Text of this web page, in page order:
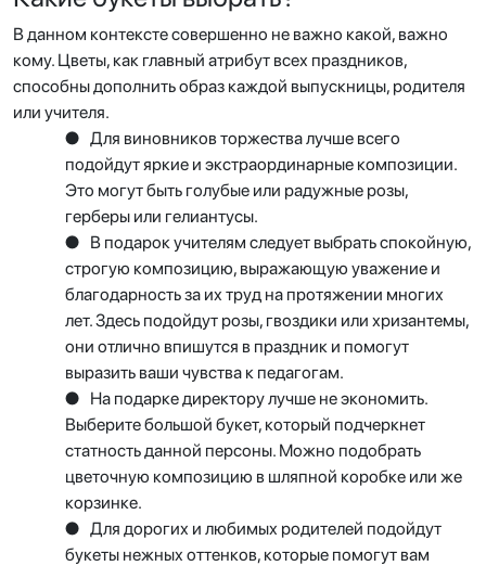
В данном контексте совершенно не важно какой, важно
кому. Цветы, как главный атрибут всех праздников,
способны дополнить образ каждой выпускницы, родителя
или учителя.
● Для виновников торжества лучше всего
подойдут яркие и экстраординарные композиции.
Это могут быть голубые или радужные розы,
герберы или гелиантусы.
● В подарок учителям следует выбрать спокойную,
строгую композицию, выражающую уважение и
благодарность за их труд на протяжении многих
лет. Здесь подойдут розы, гвоздики или хризантемы,
они отлично впишутся в праздник и помогут
выразить ваши чувства к педагогам.
● На подарке директору лучше не экономить.
Выберите большой букет, который подчеркнет
статность данной персоны. Можно подобрать
цветочную композицию в шляпной коробке или же
корзинке.
● Для дорогих и любимых родителей подойдут
букеты нежных оттенков, которые помогут вам